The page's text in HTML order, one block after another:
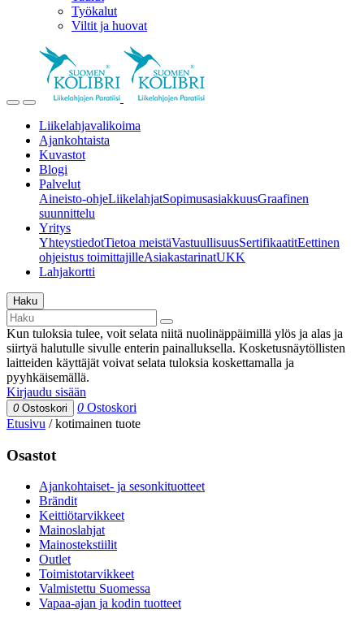
Työkalut
Viltit ja huovat
Liikelahjavalikoima
Ajankohtaista
Kuvastot
Blogi
Palvelut
Aineisto-ohjeLiikelahjatSopimusasiakkuusGraafinen
suunnittelu
Yritys
YhteystiedotTietoa meistäVastuullisuusSertifikaatitEettinen
ohjeistus toimittajilleAsiakastarinatUKK
Lahjakortti
Haku
Kun tuloksia tulee, voit selata niitä nuolinäppäimillä ylös ja alas ja
siirtyä halutulle sivulle enterin painalluksella. Kosketusnäytöllisten
laitteiden käyttäjät voivat selata tuloksia koskettamalla ja
pyyhkäisemällä.
Kirjaudu sisään
0 Ostoskori 0 Ostoskori
Etusivu /kotimainen tuote
Osastot
Ajankohtaiset- ja sesonkituotteet
Brändit
Keittiötarvikkeet
Mainoslahjat
Mainostekstiilit
Outlet
Toimistotarvikkeet
Valmistettu Suomessa
Vapaa-ajan ja kodin tuotteet